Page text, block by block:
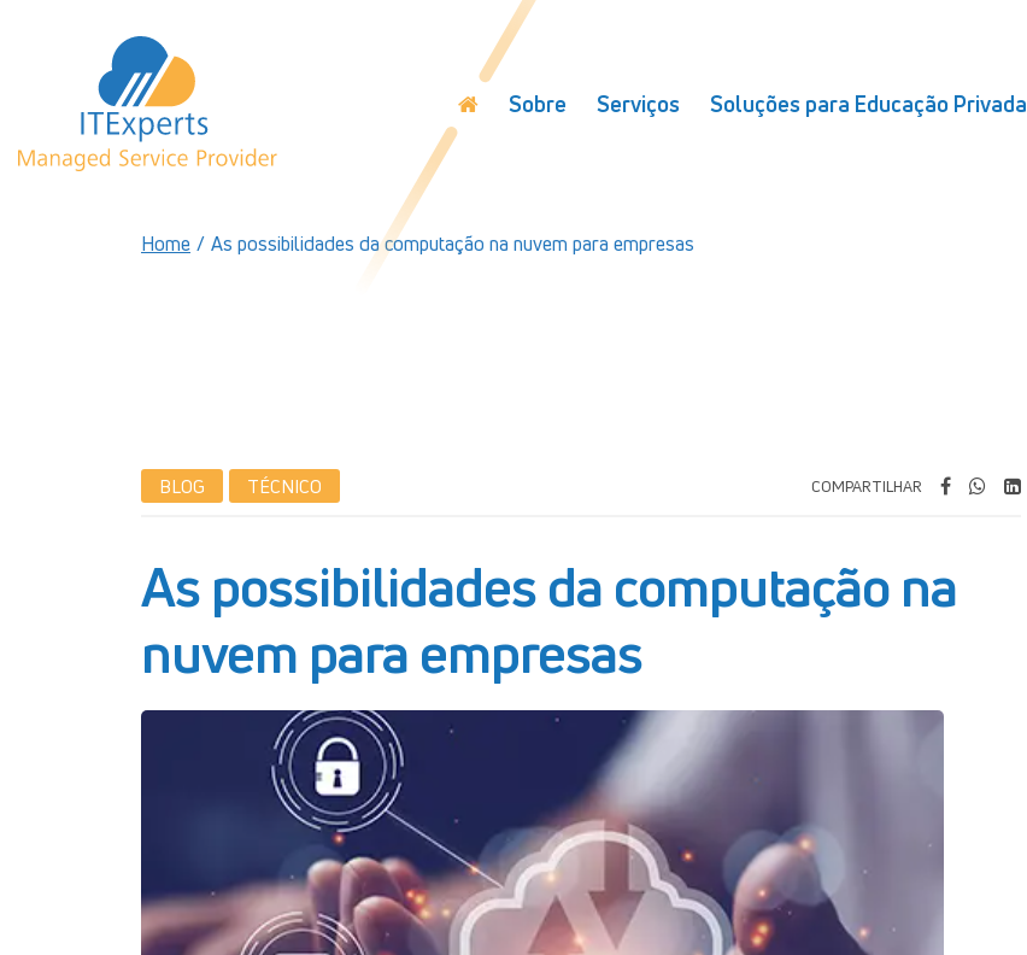
Sobre Serviços Soluções para Educação Privada
Home / As possibilidades da computação na nuvem para empresas
BLOG TÉCNICO COMPARTILHAR
As possibilidades da computação na
nuvem para empresas